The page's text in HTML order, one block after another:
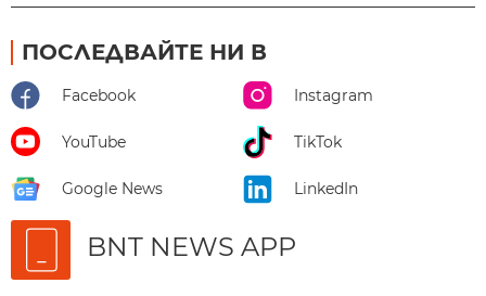
ПОСЛЕДВАЙТЕ НИ В
Facebook Instagram
YouTube TikTok
Google News LinkedIn
BNT NEWS APP